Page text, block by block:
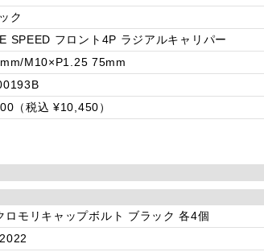
ク
SPEED フロント4P ラジアルキャリパー
M10×P1.25 75mm
（税込 ¥10,450）
モリキャップボルト ブラック 各4個